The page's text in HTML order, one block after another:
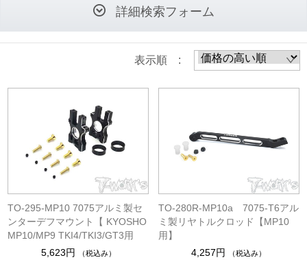
詳細検索フォーム
表示順 :
TO-295-MP10 7075アルミ製セ
ンターデフマウント【 KYOSHO
MP10/MP9 TKI4/TKI3/GT3用
5,623円
（税込み）
TO-280R-MP10a 7075-T6アル
ミ製リヤトルクロッド【MP10
用】
4,257円
（税込み）